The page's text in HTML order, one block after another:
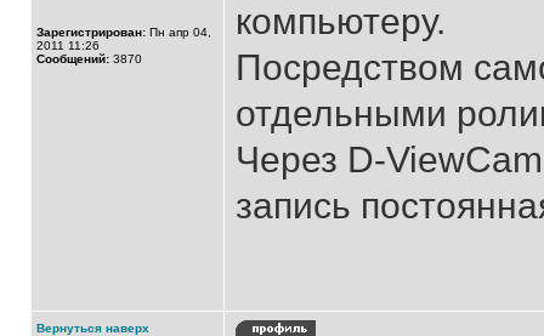
Зарегистрирован: Пн апр 04,
2011 11:26
Сообщений: 3870
компьютеру.
Посредством
отдельными
Через D-
запись
Вернуться наверх